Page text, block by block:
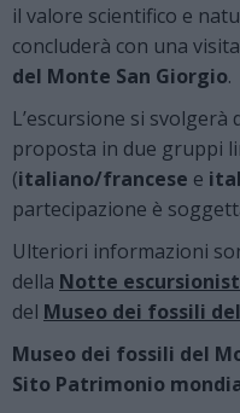
il valore scientifico e
concluderà con una
del Monte San Giorgio.
L’escursione si svolgerà
proposta in due gruppi
(italiano/francese e
partecipazione è
Ulteriori informazioni
della Notte
del Museo dei fossili
Museo dei fossili del
Sito Patrimonio